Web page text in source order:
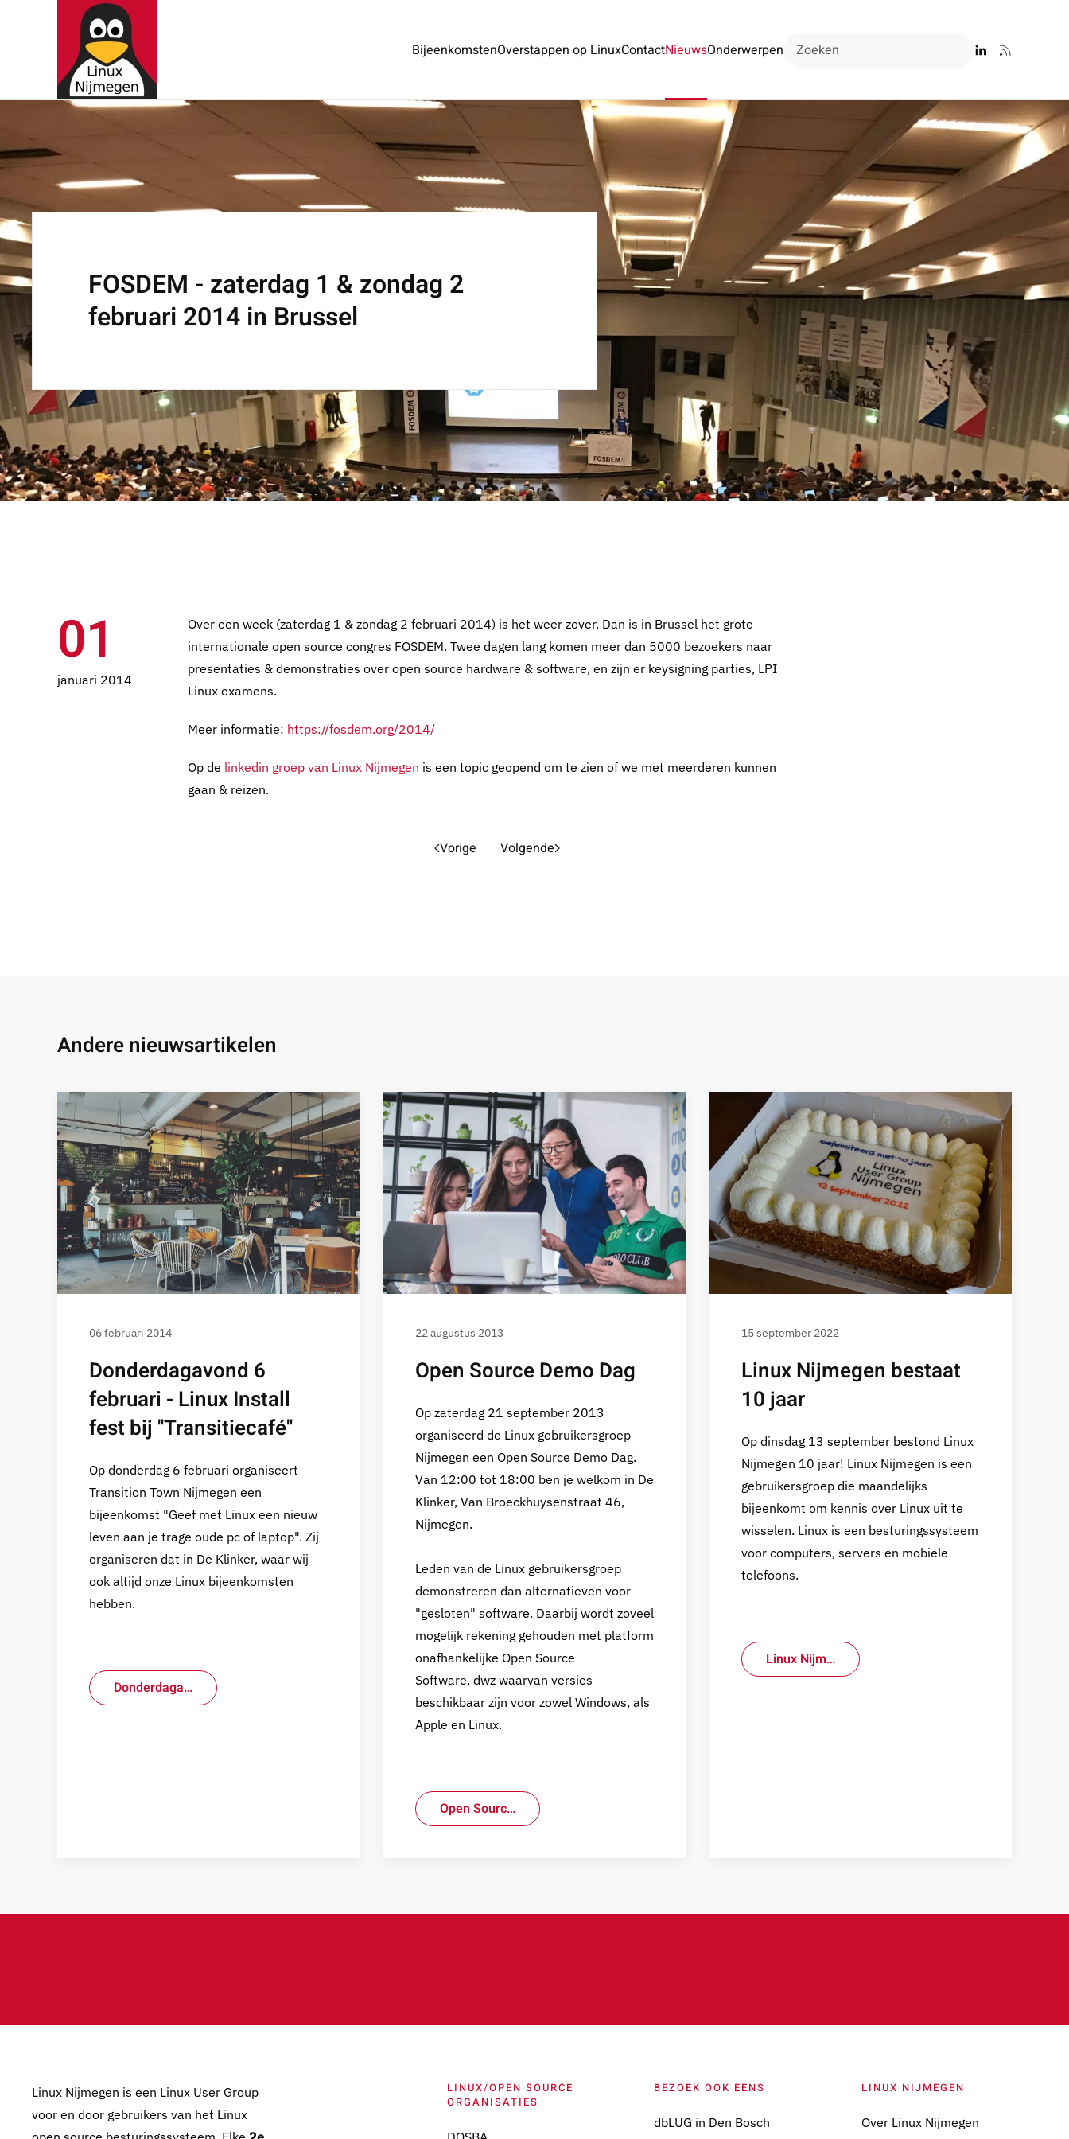
Terug naar hoofdinhoud BijeenkomstenOverstappen op LinuxContactNieuwsOnderwerpen
FOSDEM - zaterdag 1 & zondag 2
februari 2014 in Brussel
01
januari 2014
Over een week (zaterdag 1 & zondag 2 februari 2014) is het weer zover. Dan is in Brussel het grote
internationale open source congres FOSDEM. Twee dagen lang komen meer dan 5000 bezoekers naar
presentaties & demonstraties over open source hardware & software, en zijn er keysigning parties, LPI
Linux examens.
Meer informatie: https://fosdem.org/2014/
Op de linkedin groep van Linux Nijmegen is een topic geopend om te zien of we met meerderen kunnen
gaan & reizen.
Vorige Volgende
Andere nieuwsartikelen
06 februari 2014
Donderdagavond 6
februari - Linux Install
fest bij "Transitiecafé"
Op donderdag 6 februari organiseert
Transition Town Nijmegen een
bijeenkomst "Geef met Linux een nieuw
leven aan je trage oude pc of laptop". Zij
organiseren dat in De Klinker, waar wij
ook altijd onze Linux bijeenkomsten
hebben.
Donderdaga…
22 augustus 2013
Open Source Demo Dag
Op zaterdag 21 september 2013
organiseerd de Linux gebruikersgroep
Nijmegen een Open Source Demo Dag.
Van 12:00 tot 18:00 ben je welkom in De
Klinker, Van Broeckhuysenstraat 46,
Nijmegen.
Leden van de Linux gebruikersgroep
demonstreren dan alternatieven voor
"gesloten" software. Daarbij wordt zoveel
mogelijk rekening gehouden met platform
onafhankelijke Open Source
Software, dwz waarvan versies
beschikbaar zijn voor zowel Windows, als
Apple en Linux.
Open Sourc…
15 september 2022
Linux Nijmegen bestaat
10 jaar
Op dinsdag 13 september bestond Linux
Nijmegen 10 jaar! Linux Nijmegen is een
gebruikersgroep die maandelijks
bijeenkomt om kennis over Linux uit te
wisselen. Linux is een besturingssysteem
voor computers, servers en mobiele
telefoons.
Linux Nijm…
Linux Nijmegen is een Linux User Group
voor en door gebruikers van het Linux
LINUX/OPEN SOURCE
ORGANISATIES
BEZOEK OOK EENS
dbLUG in Den Bosch
LINUX NIJMEGEN
Over Linux Nijmegen